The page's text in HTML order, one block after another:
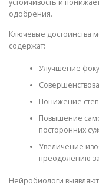
устойчивость и
одобрения.
Ключевые достоинства
содержат:
Улучшение
Понижение
Повышение
посторонних
Увеличение
преодолению
Нейробиологи